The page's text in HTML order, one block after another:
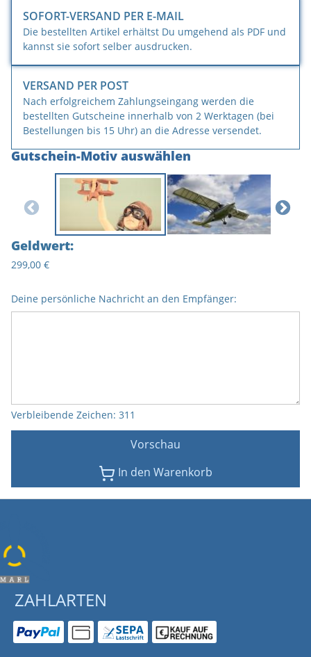
SOFORT-VERSAND PER E-MAIL
Die bestellten Artikel erhältst Du umgehend als PDF und
kannst sie sofort selber ausdrucken.
VERSAND PER POST
Nach erfolgreichem Zahlungseingang werden die
bestellten Gutscheine innerhalb von 2 Werktagen (bei
Bestellungen bis 15 Uhr) an die Adresse versendet.
Gutschein-Motiv auswählen
Geldwert:
299,00 €
Deine persönliche Nachricht an den Empfänger:
Verbleibende Zeichen: 311
Vorschau
In den Warenkorb
ZAHLARTEN